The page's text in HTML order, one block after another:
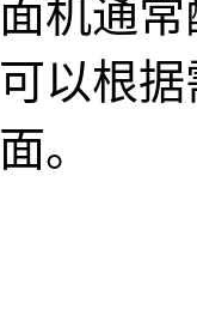
机通
以根
。